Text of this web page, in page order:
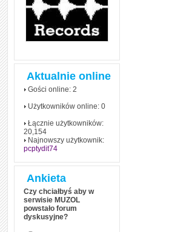
Aktualnie online
Gości online: 2
Użytkowników online: 0
Łącznie użytkowników:
20,154
Najnowszy użytkownik:
pcptydit74
Ankieta
Czy chciałbyś aby w
serwisie MUZOL
powstało forum
dyskusyjne?